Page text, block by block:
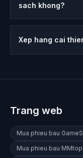
sach khong?
Xep hang cai
Trang web
Mua phieu bau
Mua phieu bau